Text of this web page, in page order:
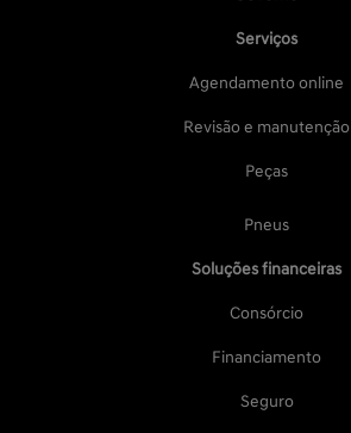
Serviços
Agendamento online
Revisão e manutenção
Peças
Pneus
Soluções financeiras
Consórcio
Financiamento
Seguro